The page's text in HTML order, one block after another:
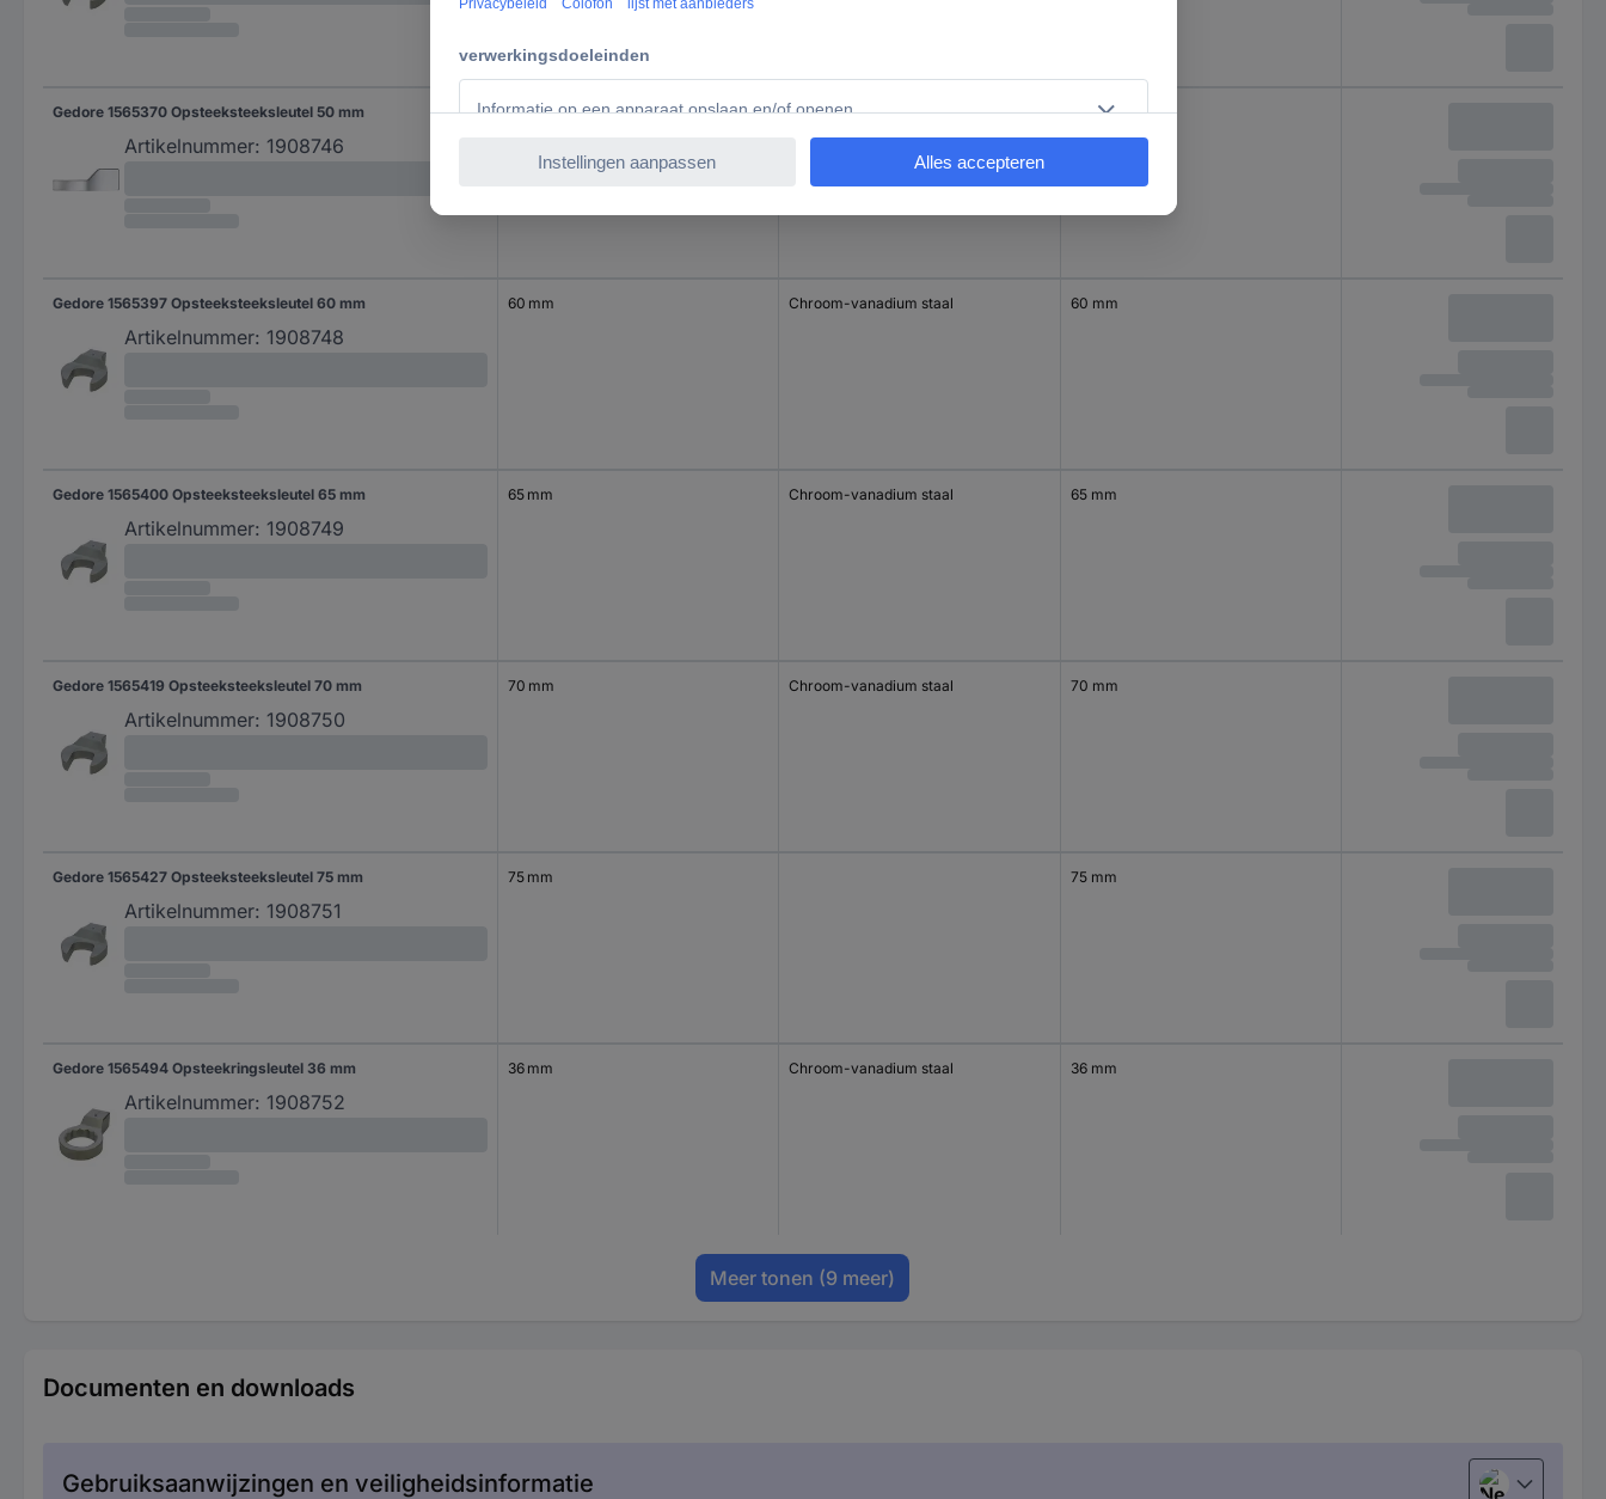
Gedore 1565370 Opsteeksteeksleutel 50 mm
Artikelnummer: 1908746
50 mm Chroom-vanadium staal 50 mm
Gedore 1565397 Opsteeksteeksleutel 60 mm
Artikelnummer: 1908748
60 mm Chroom-vanadium staal 60 mm
Gedore 1565400 Opsteeksteeksleutel 65 mm
Artikelnummer: 1908749
65 mm Chroom-vanadium staal 65 mm
Gedore 1565419 Opsteeksteeksleutel 70 mm
Artikelnummer: 1908750
70 mm Chroom-vanadium staal 70 mm
Gedore 1565427 Opsteeksteeksleutel 75 mm
Artikelnummer: 1908751
75 mm 75 mm
Gedore 1565494 Opsteekringsleutel 36 mm
Artikelnummer: 1908752
36 mm Chroom-vanadium staal 36 mm
Meer tonen (9 meer)
Documenten en downloads
Gebruiksaanwijzingen en veiligheidsinformatie Nederlands